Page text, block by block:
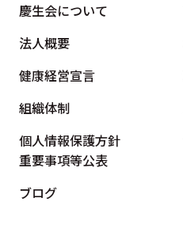
慶生会について
法人概要
健康経営宣言
組織体制
個人情報保護方針
重要事項等公表
ブログ